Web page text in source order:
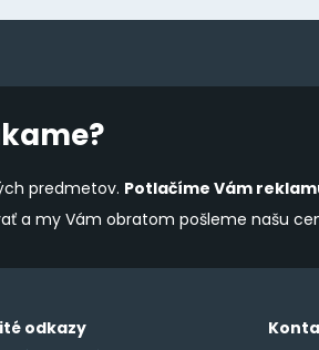
predmetov. Potlačíme Vám
a my Vám obratom pošleme našu
odkazy